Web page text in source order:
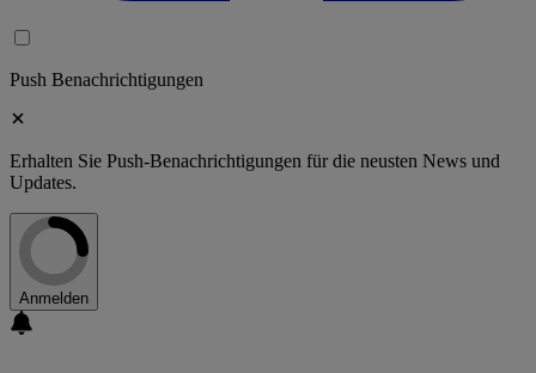
Push Benachrichtigungen
Erhalten Sie Push-Benachrichtigungen für die neusten News und
Updates.
Anmelden